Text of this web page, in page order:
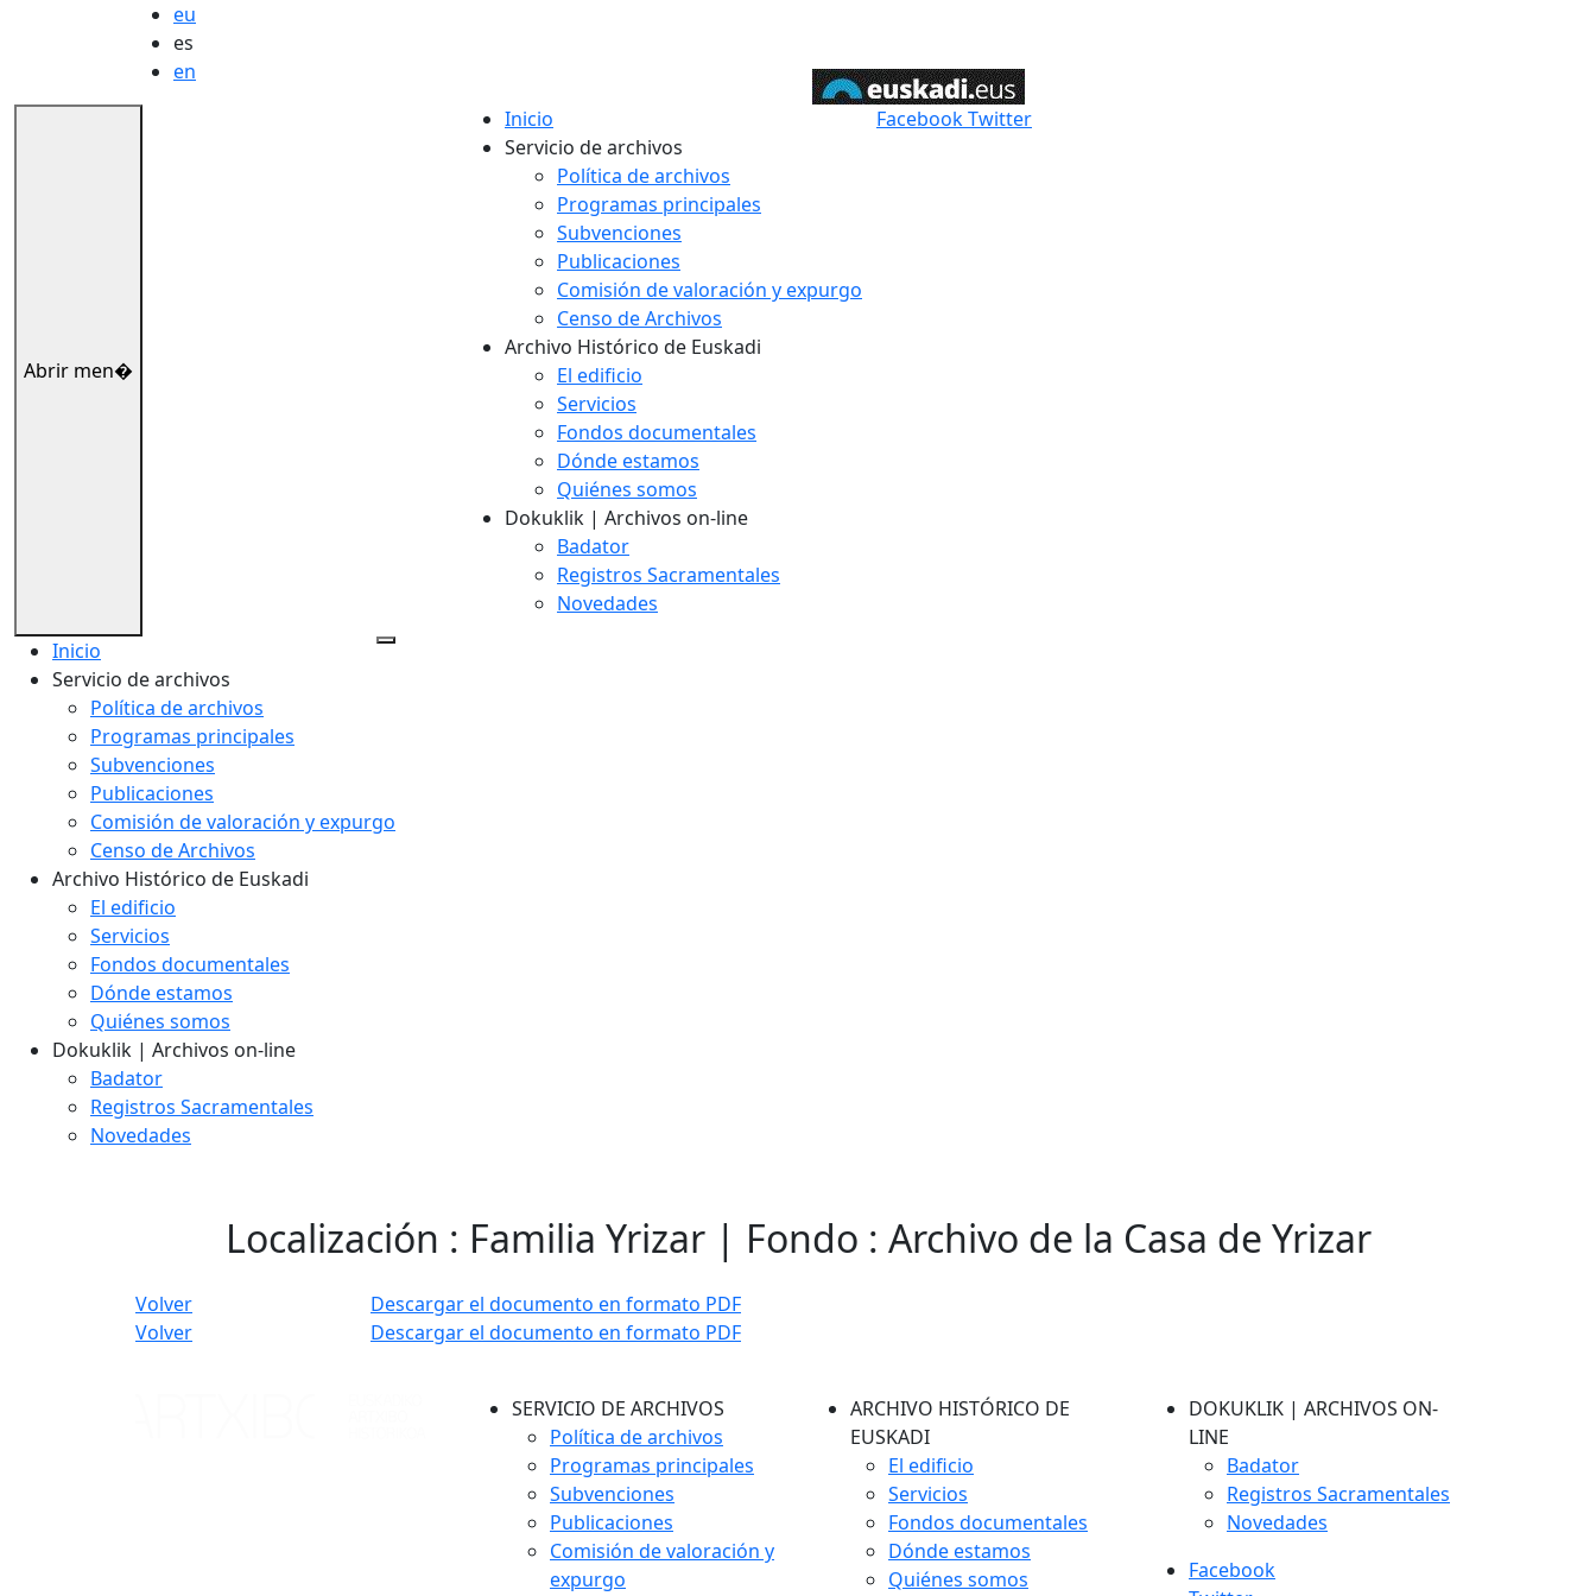
eu
es
en
Abrir men�
Inicio
Servicio de archivos
Política de archivos
Programas principales
Subvenciones
Publicaciones
Comisión de valoración y expurgo
Censo de Archivos
Archivo Histórico de Euskadi
El edificio
Servicios
Fondos documentales
Dónde estamos
Quiénes somos
Dokuklik | Archivos on-line
Badator
Registros Sacramentales
Novedades
FacebookTwitter
Inicio
Servicio de archivos
Política de archivos
Programas principales
Subvenciones
Publicaciones
Comisión de valoración y expurgo
Censo de Archivos
Archivo Histórico de Euskadi
El edificio
Servicios
Fondos documentales
Dónde estamos
Quiénes somos
Dokuklik | Archivos on-line
Badator
Registros Sacramentales
Novedades
Localización : Familia Yrizar | Fondo : Archivo de la Casa de Yrizar
Volver
Descargar el documento en formato PDF
Volver
Descargar el documento en formato PDF
SERVICIO DE ARCHIVOS
Política de archivos
Programas principales
Subvenciones
Publicaciones
Comisión de valoración y
expurgo
ARCHIVO HISTÓRICO DE
EUSKADI
El edificio
Servicios
Fondos documentales
Dónde estamos
Quiénes somos
DOKUKLIK | ARCHIVOS ON-
LINE
Badator
Registros Sacramentales
Novedades
Facebook